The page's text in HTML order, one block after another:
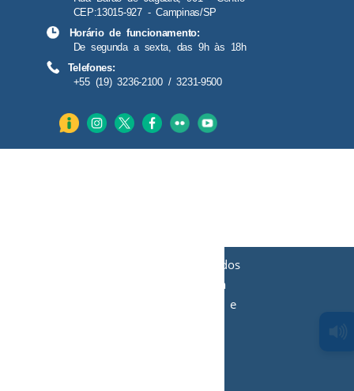
CEP:13015-927 - Campinas/SP
Horário de funcionamento:
De segunda a sexta, das 9h às 18h
Telefones:
+55 (19) 3236-2100 / 3231-9500
O TRT-15 utiliza cookies, armazenados
apenas em caráter temporário, para
informações estatísticas de visitação e